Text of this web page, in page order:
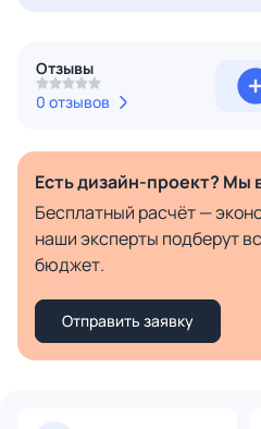
Отзывы
0 отзывов
Есть дизайн-проект? Мы
Бесплатный расчёт —
наши эксперты подберут
бюджет.
Отправить заявку